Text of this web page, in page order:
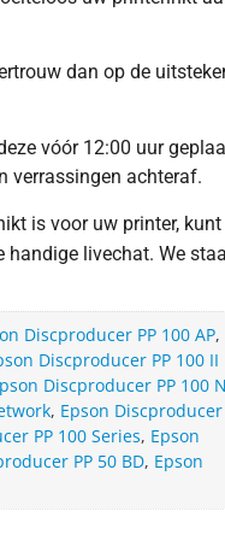
dan op de
vóór 12:00 uur
verrassingen achteraf.
is voor uw printer,
livechat. We
Discproducer PP 100 AP,
Discproducer PP 100 II
Discproducer PP 100 N
, Epson Discproducer
PP 100 Series, Epson
PP 50 BD, Epson